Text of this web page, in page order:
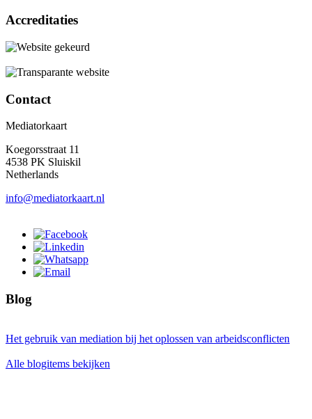
Accreditaties
Contact
Mediatorkaart
Koegorsstraat 11
4538 PK Sluiskil
Netherlands
info@mediatorkaart.nl
Blog
Het gebruik van mediation bij het oplossen van arbeidsconflicten
Alle blogitems bekijken